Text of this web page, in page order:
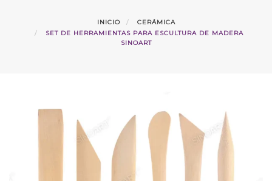
INICIO
CERÁMICA
SET DE HERRAMIENTAS PARA ESCULTURA DE MADERA
SINOART